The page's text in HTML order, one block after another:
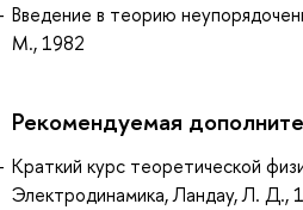
Введение в теорию
М., 1982
Рекомендуемая
Краткий курс теоретической
Электродинамика, Ландау, Л. Д.,